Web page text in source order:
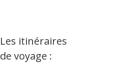
Les itinéraires
de voyage :